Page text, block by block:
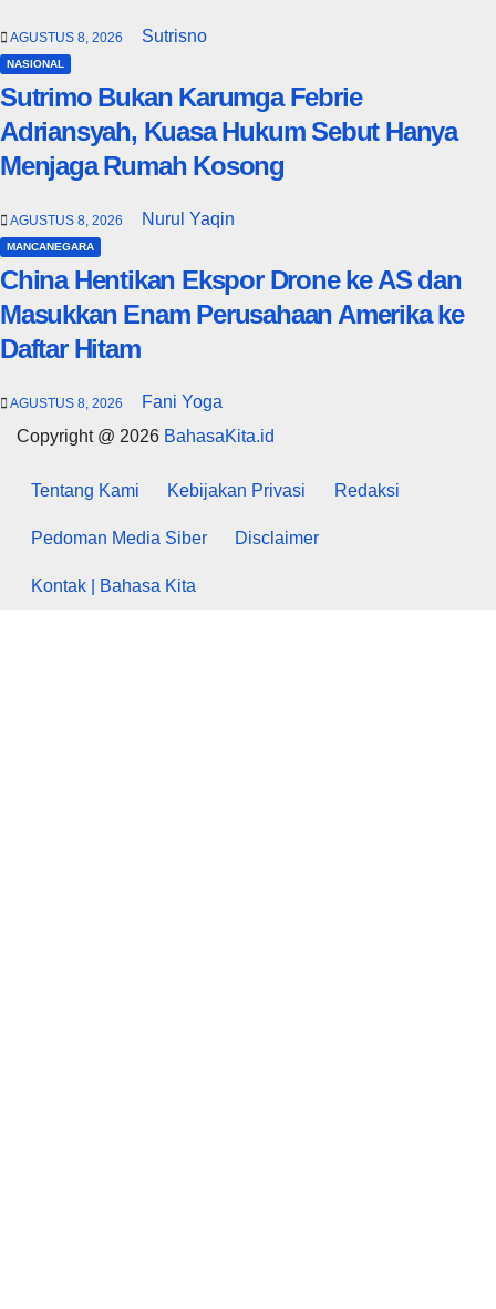
AGUSTUS 8, 2026 Sutrisno
NASIONAL
Sutrimo Bukan Karumga Febrie
Adriansyah, Kuasa Hukum Sebut Hanya
Menjaga Rumah Kosong
AGUSTUS 8, 2026 Nurul Yaqin
MANCANEGARA
China Hentikan Ekspor Drone ke AS dan
Masukkan Enam Perusahaan Amerika ke
Daftar Hitam
AGUSTUS 8, 2026
Fani Yoga
Copyright @ 2026 BahasaKita.id
Tentang Kami Kebijakan Privasi Redaksi
Pedoman Media Siber Disclaimer
Kontak | Bahasa Kita